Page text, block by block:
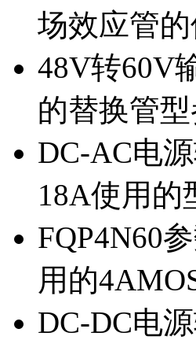
场效应管
48V转60V
的替换管型
DC-AC电
18A使用的
FQP4N60
用的
DC-DC电